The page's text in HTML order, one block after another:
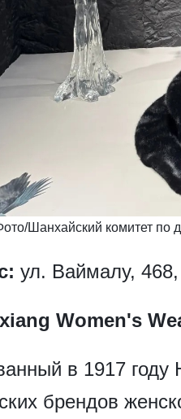
Шанхайский комитет по
ул. Ваймалу,
Women's
в 1917 году
брендов